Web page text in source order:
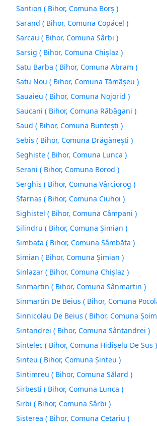
Santion ( Bihor, Comuna Borş )
Sarand ( Bihor, Comuna Copăcel )
Sarcau ( Bihor, Comuna Sârbi )
Sarsig ( Bihor, Comuna Chişlaz )
Satu Barba ( Bihor, Comuna Abram )
Satu Nou ( Bihor, Comuna Tãmãşeu )
Sauaieu ( Bihor, Comuna Nojorid )
Saucani ( Bihor, Comuna Răbăgani )
Saud ( Bihor, Comuna Bunteşti )
Sebis ( Bihor, Comuna Drăgăneşti )
Seghiste ( Bihor, Comuna Lunca )
Serani ( Bihor, Comuna Borod )
Serghis ( Bihor, Comuna Vârciorog )
Sfarnas ( Bihor, Comuna Ciuhoi )
Sighistel ( Bihor, Comuna Câmpani )
Silindru ( Bihor, Comuna Şimian )
Simbata ( Bihor, Comuna Sâmbăta )
Simian ( Bihor, Comuna Şimian )
Sinlazar ( Bihor, Comuna Chişlaz )
Sinmartin ( Bihor, Comuna Sânmartin )
Sinmartin De Beius ( Bihor, Comuna
Sinnicolau De Beius ( Bihor, Comuna
Sintandrei ( Bihor, Comuna Sântandrei )
Sintelec ( Bihor, Comuna Hidişelu De Sus )
Sinteu ( Bihor, Comuna Şinteu )
Sintimreu ( Bihor, Comuna Sălard )
Sirbesti ( Bihor, Comuna Lunca )
Sirbi ( Bihor, Comuna Sârbi )
Sisterea ( Bihor, Comuna Cetariu )